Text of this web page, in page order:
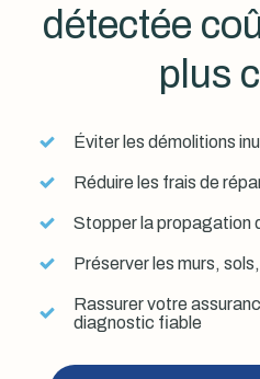
détectée
plus
Éviter les démolitions
Réduire les frais de
Stopper la propagation
Préserver les murs,
Rassurer votre
diagnostic fiable